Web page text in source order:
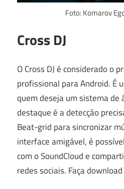
Foto: Komarov
Cross DJ
O Cross DJ é considerado o
profissional para Android. É
quem deseja um sistema de
destaque é a detecção
Beat-grid para sincronizar
interface amigável, é
com o SoundCloud e
redes sociais. Faça